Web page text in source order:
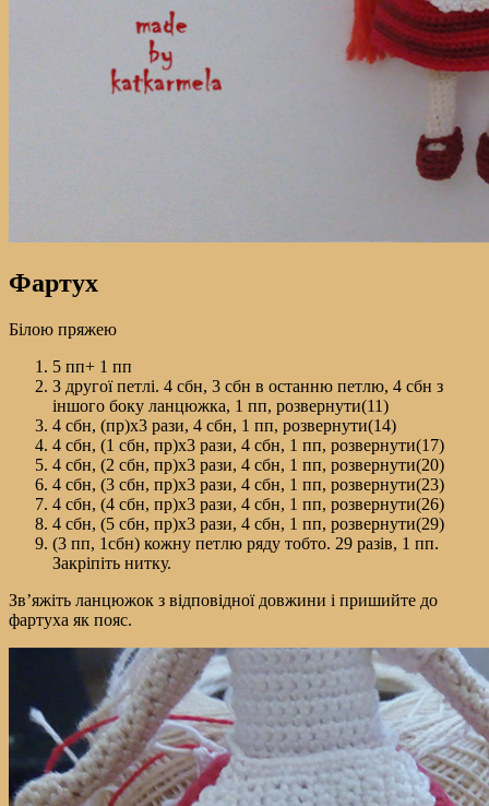
Фартух
Білою пряжею
5 пп+ 1 пп
З другої петлі. 4 сбн, 3 сбн в останню петлю, 4 сбн з
іншого боку ланцюжка, 1 пп, розвернути(11)
4 сбн, (пр)х3 рази, 4 сбн, 1 пп, розвернути(14)
4 сбн, (1 сбн, пр)х3 рази, 4 сбн, 1 пп, розвернути(17)
4 сбн, (2 сбн, пр)х3 рази, 4 сбн, 1 пп, розвернути(20)
4 сбн, (3 сбн, пр)х3 рази, 4 сбн, 1 пп, розвернути(23)
4 сбн, (4 сбн, пр)х3 рази, 4 сбн, 1 пп, розвернути(26)
4 сбн, (5 сбн, пр)х3 рази, 4 сбн, 1 пп, розвернути(29)
(3 пп, 1сбн) кожну петлю ряду тобто. 29 разів, 1 пп.
Закріпіть нитку.
Зв’яжіть ланцюжок з відповідної довжини і пришийте до
фартуха як пояс.